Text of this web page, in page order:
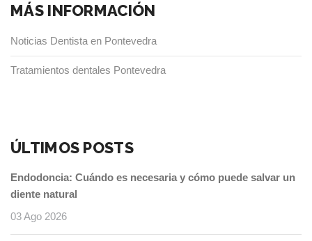
MÁS INFORMACIÓN
Noticias Dentista en Pontevedra
Tratamientos dentales Pontevedra
ÚLTIMOS POSTS
Endodoncia: Cuándo es necesaria y cómo puede salvar un
diente natural
03 Ago 2026